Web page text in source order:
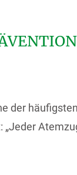
der häufigsten
„Jeder